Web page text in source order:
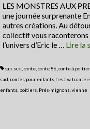
LES MONSTRES AUX
une journée surprenante
autres créations. Au
collectif vous
l’univers d’Eric le … Lire la
cap-sud conte, conte 86 conte à
sud contes pour enfants, festival conte
enfants, poitiers, Prés-mignons, vienne